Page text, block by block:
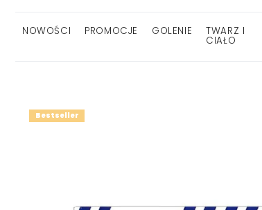
NOWOŚCI PROMOCJE GOLENIE TWARZ I
CIAŁO
Bestseller